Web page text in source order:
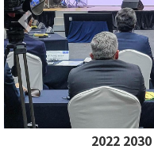
Previous
2022 2030